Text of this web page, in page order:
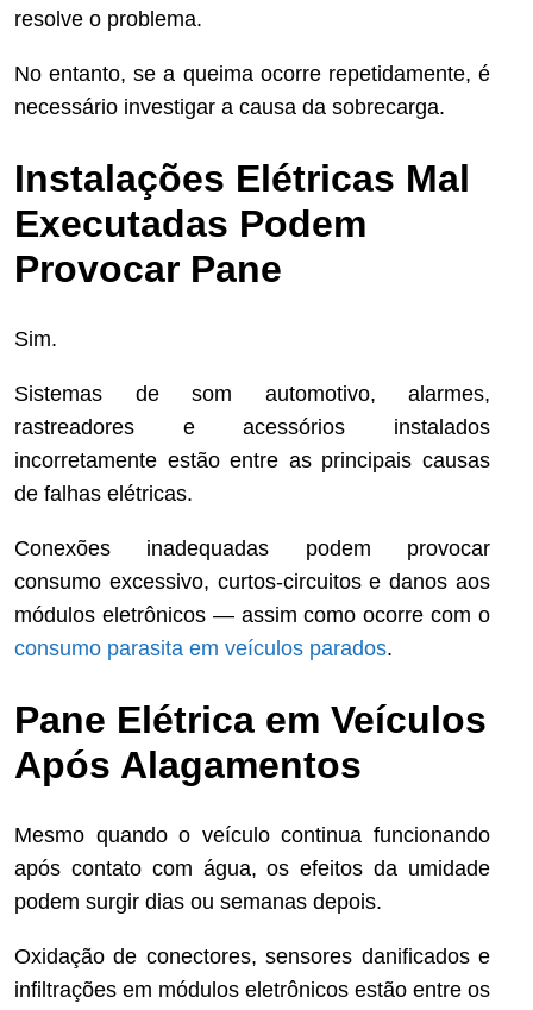
resolve o problema.
No entanto, se a queima ocorre repetidamente, é
necessário investigar a causa da sobrecarga.
Instalações Elétricas Mal
Executadas Podem
Provocar Pane
Sim.
Sistemas de som automotivo, alarmes,
rastreadores e acessórios instalados
incorretamente estão entre as principais causas
de falhas elétricas.
Conexões inadequadas podem provocar
consumo excessivo, curtos-circuitos e danos aos
módulos eletrônicos — assim como ocorre com o
consumo parasita em veículos parados.
Pane Elétrica em Veículos
Após Alagamentos
Mesmo quando o veículo continua funcionando
após contato com água, os efeitos da umidade
podem surgir dias ou semanas depois.
Oxidação de conectores, sensores danificados e
infiltrações em módulos eletrônicos estão entre os